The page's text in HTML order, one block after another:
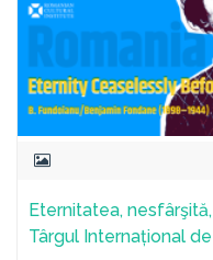
Eternitatea,
Târgul Internațional